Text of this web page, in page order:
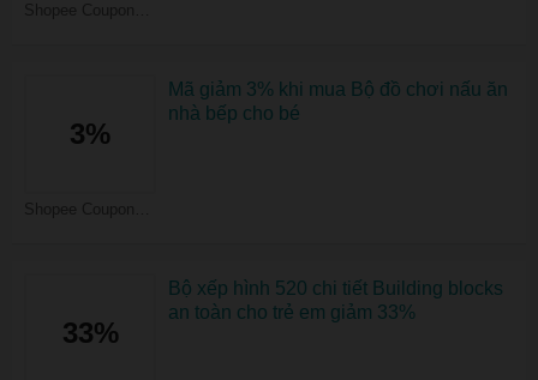
3%
Mã giảm 3% khi mua Bộ đồ chơi nấu ăn
nhà bếp cho bé
33%
Bộ xếp hình 520 chi tiết Building blocks
an toàn cho trẻ em giảm 33%